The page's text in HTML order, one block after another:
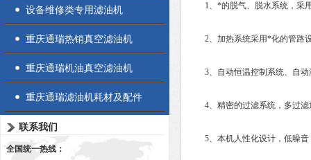
设备维修类专用滤油机
重庆通瑞热销真空滤油机
重庆通瑞机油真空滤油机
重庆通瑞滤油机耗材及配件
联系我们
全国统一热线：
1、*的脱气、脱水系统，采用
2、加热系统采用*化的管路设
3、自动恒温控制系统、自动
4、精密的过滤系统，多过滤
5、本机人性化设计，低噪音